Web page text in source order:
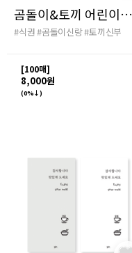
곰돌이&토끼 어린이식권
#식권#곰돌이신랑#토끼신부
[100매]
8,000원
(0%↓)